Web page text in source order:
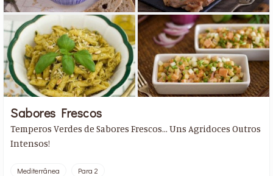
Sabores Frescos
Temperos Verdes de Sabores Frescos... Uns Agridoces Outros
Intensos!
Mediterrânea Para 2